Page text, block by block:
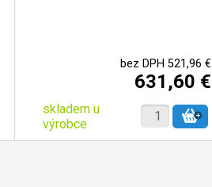
bez DPH 521,96 €
631,60 €
skladem u
výrobce